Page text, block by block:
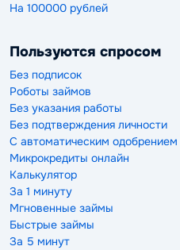
На 100000 рублей
Пользуются спросом
Без подписок
Роботы займов
Без указания работы
Без подтверждения личности
С автоматическим одобрением
Микрокредиты онлайн
Калькулятор
За 1 минуту
Мгновенные займы
Быстрые займы
За 5 минут